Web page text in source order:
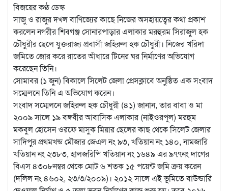
বিজয়ের কণ্ঠ ডেস্ক
সাজু ও রাজুর দখল বাণিজ্যের কাছে নিজের অসহায়ত্বের কথা প্রকাশ
করলেন নগরীর শিবগঞ্জ সোনারপাড়ার এলাকার মরহুরম সিরাজুল হক
চৌধুরীর ছেলে যুক্তরাজ্য প্রবাসী জহিরুল হক চৌধুরী। নিজের খরিদা
জমিতে জোর করে রাতের আঁধারে টিনের ঘর নির্মাণের অভিযোগ
করেছেন তিনি।
সোমাবর (১ জুন) বিকালে সিলেট জেলা প্রেসক্লাবে অনুষ্ঠিত এক সংবাদ
সম্মেলনে তিনি এ অভিযোগ করেন।
সংবাদ সম্মেলনে জহিরুল হক চৌধুরী (৪১) জানান, তার বাবা ও মা
২০০৯ সালে ১৯ বঙ্গবীর আবাসিক এলাকার (নাইওরপুল) মরহুম
মকবুল হোসেন ওরফে মাসুক মিয়ার ছেলের কাছ থেকে সিলেট জেলার
সাদিপুর প্রথমখন্ড মৌজার জেএল নং ৯৩, খতিয়ান নং ১৪০, নামজারি
খতিয়ান নং ২৩৮৩, হালজরিপি খতিয়ান নং ১৬৪৯ এর ৯৭৭নং দাগের
বিএস ৪৩০৮নম্বর থেকে মোট ৬ শতক ১৫ পয়েন্ট জমি ক্রয় করেন
(দলিল নং ৪৬০২, ২৩/৩/২০০৯)। ২০১২ সালে এই ভূমিতে বাউন্ডারি